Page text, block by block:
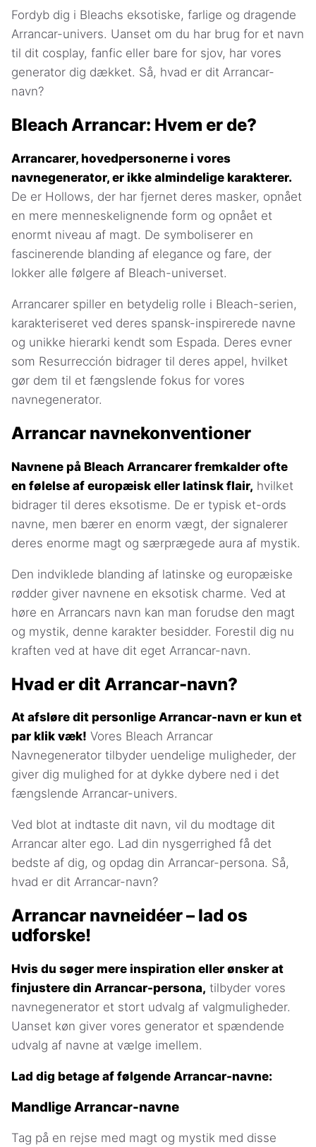
Fordyb dig i Bleachs eksotiske, farlige og dragende
Arrancar-univers. Uanset om du har brug for et navn
til dit cosplay, fanfic eller bare for sjov, har vores
generator dig dækket. Så, hvad er dit Arrancar-
navn?
Bleach Arrancar: Hvem er de?
Arrancarer, hovedpersonerne i vores
navnegenerator, er ikke almindelige karakterer.
De er Hollows, der har fjernet deres masker, opnået
en mere menneskelignende form og opnået et
enormt niveau af magt. De symboliserer en
fascinerende blanding af elegance og fare, der
lokker alle følgere af Bleach-universet.
Arrancarer spiller en betydelig rolle i Bleach-serien,
karakteriseret ved deres spansk-inspirerede navne
og unikke hierarki kendt som Espada. Deres evner
som Resurrección bidrager til deres appel, hvilket
gør dem til et fængslende fokus for vores
navnegenerator.
Arrancar navnekonventioner
Navnene på Bleach Arrancarer fremkalder ofte
en følelse af europæisk eller latinsk flair, hvilket
bidrager til deres eksotisme. De er typisk et-ords
navne, men bærer en enorm vægt, der signalerer
deres enorme magt og særprægede aura af mystik.
Den indviklede blanding af latinske og europæiske
rødder giver navnene en eksotisk charme. Ved at
høre en Arrancars navn kan man forudse den magt
og mystik, denne karakter besidder. Forestil dig nu
kraften ved at have dit eget Arrancar-navn.
Hvad er dit Arrancar-navn?
At afsløre dit personlige Arrancar-navn er kun et
par klik væk! Vores Bleach Arrancar
Navnegenerator tilbyder uendelige muligheder, der
giver dig mulighed for at dykke dybere ned i det
fængslende Arrancar-univers.
Ved blot at indtaste dit navn, vil du modtage dit
Arrancar alter ego. Lad din nysgerrighed få det
bedste af dig, og opdag din Arrancar-persona. Så,
hvad er dit Arrancar-navn?
Arrancar navneidéer – lad os
udforske!
Hvis du søger mere inspiration eller ønsker at
finjustere din Arrancar-persona, tilbyder vores
navnegenerator et stort udvalg af valgmuligheder.
Uanset køn giver vores generator et spændende
udvalg af navne at vælge imellem.
Lad dig betage af følgende Arrancar-navne:
Mandlige Arrancar-navne
Tag på en rejse med magt og mystik med disse